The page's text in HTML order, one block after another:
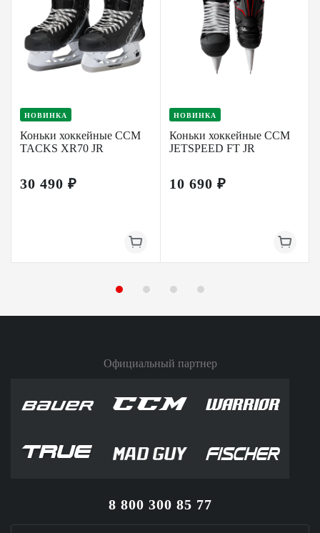
НОВИНКА
Коньки хоккейные CCM
TACKS XR70 JR
30 490 ₽
НОВИНКА
Коньки хоккейные CCM
JETSPEED FT JR
10 690 ₽
Официальный партнер
8 800 300 85 77